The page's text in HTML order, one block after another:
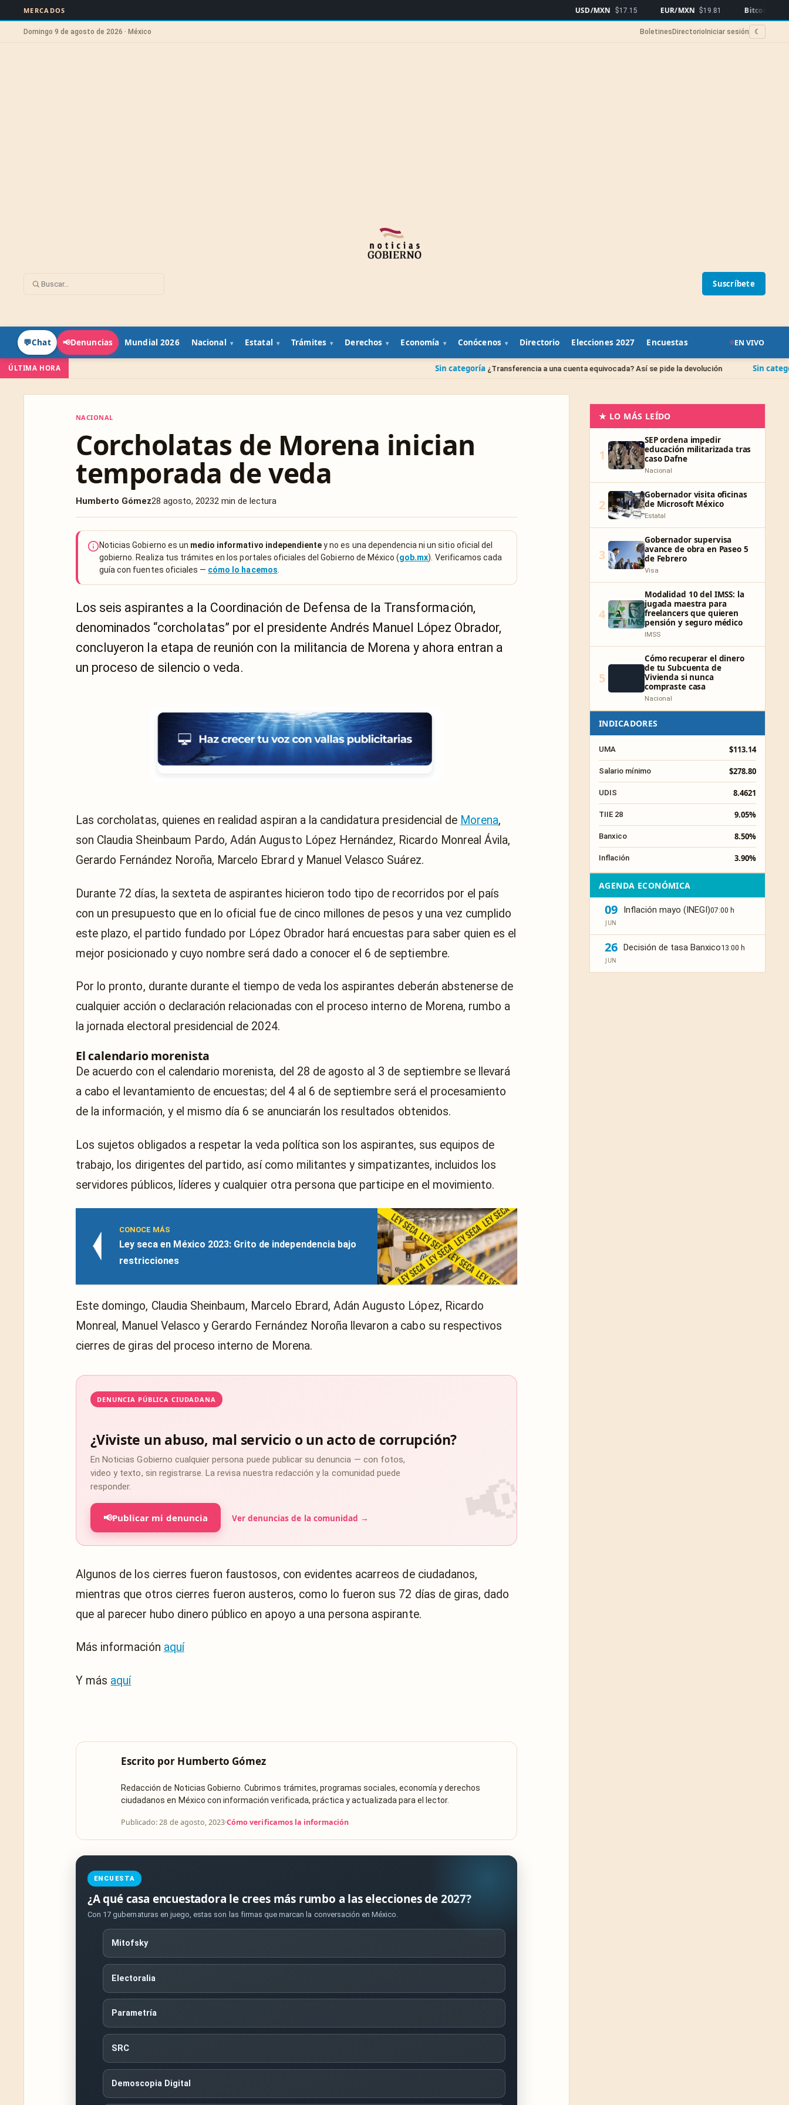
MERCADOS USD/MXN $17.15 EUR/MXN $19.81 Bitcoin $64,997
Domingo 9 de agosto de 2026 · México Boletines Directorio Iniciar sesión ☾
Suscríbete
💬Chat 📢Denuncias Mundial 2026 Nacional Estatal Trámites Derechos Economía Conócenos Directorio Elecciones 2027 Encuestas EN VIVO
ÚLTIMA HORA ¿Transferencia a una cuenta equivocada? Así se pide la devolución Sin categoría IPAB: qué
NACIONAL
Corcholatas de Morena inician
temporada de veda
Humberto Gómez28 agosto, 20232 min de lectura
Noticias Gobierno es un medio informativo independientey no es una dependencia ni un sitio oficial del
gobierno. Realiza tus trámites en los portales oficiales del Gobierno de México (gob.mx). Verificamos cada
guía con fuentes oficiales — cómo lo hacemos
Los seis aspirantes a la Coordinación de Defensa de la Transformación,
denominados “corcholatas” por el presidente Andrés Manuel López Obrador,
concluyeron la etapa de reunión con la militancia de Morena y ahora entran a
un proceso de silencio o veda.
Las corcholatas, quienes en realidad aspiran a la candidatura presidencial de Morena,
son Claudia Sheinbaum Pardo, Adán Augusto López Hernández, Ricardo Monreal Ávila,
Gerardo Fernández Noroña, Marcelo Ebrard y Manuel Velasco Suárez.
Durante 72 días, la sexteta de aspirantes hicieron todo tipo de recorridos por el país
con un presupuesto que en lo oficial fue de cinco millones de pesos y una vez cumplido
este plazo, el partido fundado por López Obrador hará encuestas para saber quien es el
mejor posicionado y cuyo nombre será dado a conocer el 6 de septiembre.
Por lo pronto, durante durante el tiempo de veda los aspirantes deberán abstenerse de
cualquier acción o declaración relacionadas con el proceso interno de Morena, rumbo a
la jornada electoral presidencial de 2024.
El calendario morenista
De acuerdo con el calendario morenista, del 28 de agosto al 3 de septiembre se llevará
a cabo el levantamiento de encuestas; del 4 al 6 de septiembre será el procesamiento
de la información, y el mismo día 6 se anunciarán los resultados obtenidos.
Los sujetos obligados a respetar la veda política son los aspirantes, sus equipos de
trabajo, los dirigentes del partido, así como militantes y simpatizantes, incluidos los
servidores públicos, líderes y cualquier otra persona que participe en el movimiento.
CONOCE MÁS
Ley seca en México 2023: Grito de independencia bajo
restricciones
Este domingo, Claudia Sheinbaum, Marcelo Ebrard, Adán Augusto López, Ricardo
Monreal, Manuel Velasco y Gerardo Fernández Noroña llevaron a cabo su respectivos
cierres de giras del proceso interno de Morena.
DENUNCIA PÚBLICA CIUDADANA
¿Viviste un abuso, mal servicio o un acto de corrupción?
En Noticias Gobierno cualquier persona puede publicar su denuncia — con fotos,
video y texto, sin registrarse. La revisa nuestra redacción y la comunidad puede
responder.
📢Publicar mi denuncia Ver denuncias de la comunidad →
Algunos de los cierres fueron faustosos, con evidentes acarreos de ciudadanos,
mientras que otros cierres fueron austeros, como lo fueron sus 72 días de giras, dado
que al parecer hubo dinero público en apoyo a una persona aspirante.
Más información aquí
Y más aquí
Escrito por Humberto Gómez
Redacción de Noticias Gobierno. Cubrimos trámites, programas sociales, economía y derechos
ciudadanos en México con información verificada, práctica y actualizada para el lector.
Publicado: 28 de agosto, 2023·Cómo verificamos la información
ENCUESTA
¿A qué casa encuestadora le crees más rumbo a las elecciones de 2027?
Con 17 gubernaturas en juego, estas son las firmas que marcan la conversación en México.
Mitofsky
Electoralia
Parametría
SRC
Demoscopia Digital
★ LO MÁS LEÍDO
1
SEP ordena impedir
educación militarizada tras
caso Dafne
Nacional
2
Gobernador visita oficinas
de Microsoft México
Estatal
3
Gobernador supervisa
avance de obra en Paseo 5
de Febrero
Visa
4
Modalidad 10 del IMSS: la
jugada maestra para
freelancers que quieren
pensión y seguro médico
IMSS
5
Cómo recuperar el dinero
de tu Subcuenta de
Vivienda si nunca
compraste casa
Nacional
INDICADORES
UMA $113.14
Salario mínimo $278.80
UDIS 8.4621
TIIE 28 9.05%
Banxico 8.50%
Inflación 3.90%
AGENDA ECONÓMICA
09
JUN
Inflación mayo (INEGI)07:00 h
26
JUN
Decisión de tasa Banxico13:00 h